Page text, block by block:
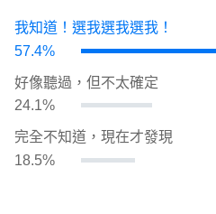
我知道！選我選我選我！
57.4%
好像聽過，但不太確定
24.1%
完全不知道，現在才發現
18.5%